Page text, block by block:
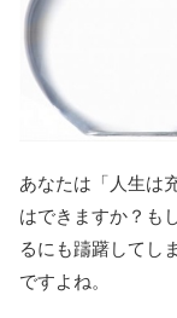
あなたは「人生は
はできますか？も
るにも躊躇してし
ですよね。